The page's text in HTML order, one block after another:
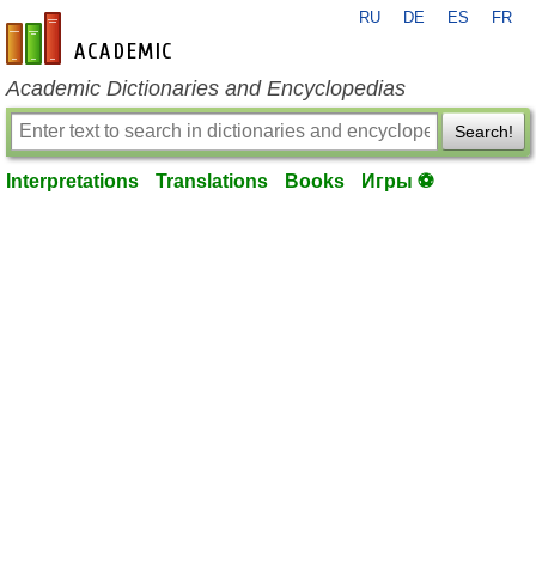
en-academic.com
RU DE ES FR
Academic Dictionaries and Encyclopedias
Search!
Interpretations Translations Books Игры ⚽